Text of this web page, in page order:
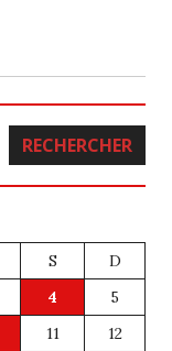
RECHERCHER
S
D
4
5
11
12